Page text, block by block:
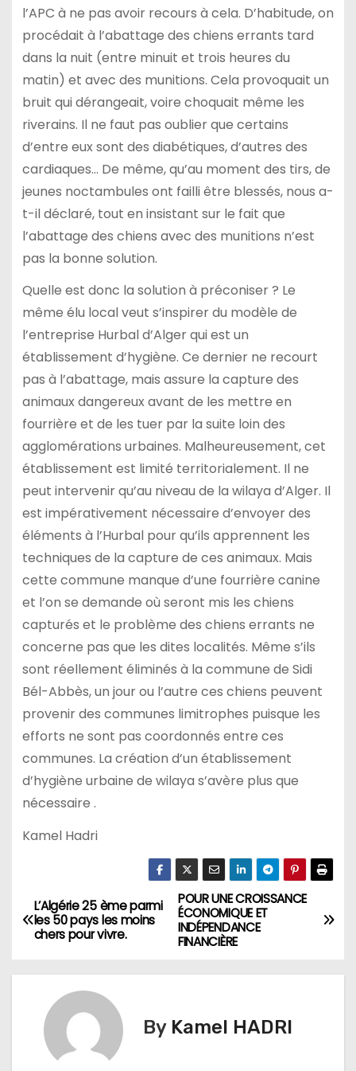
l’APC à ne pas avoir recours à cela. D’habitude, on
procédait à l’abattage des chiens errants tard
dans la nuit (entre minuit et trois heures du
matin) et avec des munitions. Cela provoquait un
bruit qui dérangeait, voire choquait même les
riverains. Il ne faut pas oublier que certains
d’entre eux sont des diabétiques, d’autres des
cardiaques… De même, qu’au moment des tirs, de
jeunes noctambules ont failli être blessés, nous a-
t-il déclaré, tout en insistant sur le fait que
l’abattage des chiens avec des munitions n’est
pas la bonne solution.
Quelle est donc la solution à préconiser ? Le
même élu local veut s’inspirer du modèle de
l’entreprise Hurbal d’Alger qui est un
établissement d’hygiène. Ce dernier ne recourt
pas à l’abattage, mais assure la capture des
animaux dangereux avant de les mettre en
fourrière et de les tuer par la suite loin des
agglomérations urbaines. Malheureusement, cet
établissement est limité territorialement. Il ne
peut intervenir qu’au niveau de la wilaya d’Alger. Il
est impérativement nécessaire d’envoyer des
éléments à l’Hurbal pour qu’ils apprennent les
techniques de la capture de ces animaux. Mais
cette commune manque d’une fourrière canine
et l’on se demande où seront mis les chiens
capturés et le problème des chiens errants ne
concerne pas que les dites localités. Même s’ils
sont réellement éliminés à la commune de Sidi
Bél-Abbès, un jour ou l’autre ces chiens peuvent
provenir des communes limitrophes puisque les
efforts ne sont pas coordonnés entre ces
communes. La création d’un établissement
d’hygiène urbaine de wilaya s’avère plus que
nécessaire .
Kamel Hadri
N
a
v
POUR UNE CROISSANCE
ÉCONOMIQUE ET
INDÉPENDANCE
FINANCIÈRE
L’Algérie 25 ème parmi
les 50 pays les moins
chers pour vivre.
By Kamel HADRI